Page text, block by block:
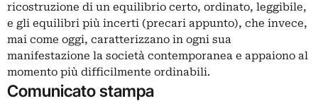
ricostruzione di un equilibrio certo, ordinato, leggibile,
e gli equilibri più incerti (precari appunto), che invece,
mai come oggi, caratterizzano in ogni sua
manifestazione la società contemporanea e appaiono al
momento più difficilmente ordinabili.
Comunicato stampa